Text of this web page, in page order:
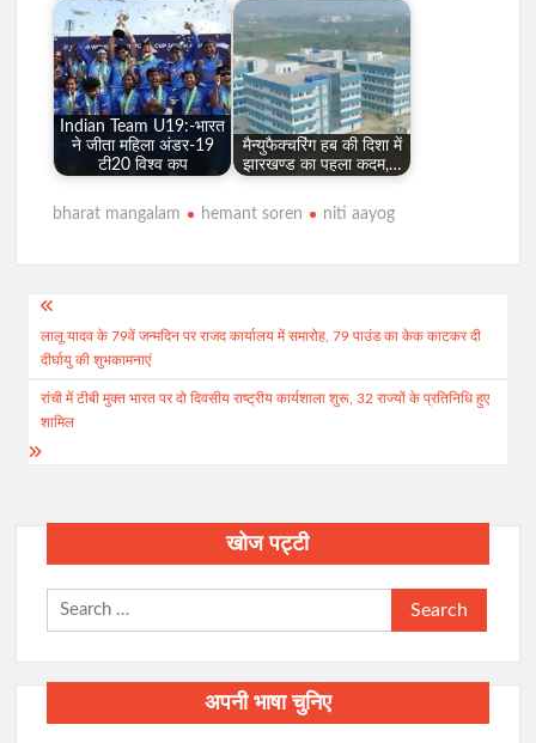
Indian Team U19:-भारत
ने जीता महिला अंडर-19
टी20 विश्व कप
मैन्युफैक्चरिंग हब की दिशा में
झारखण्ड का पहला कदम,…
bharat mangalam hemant soren niti aayog
Post
navigation
लालू यादव के 79वें जन्मदिन पर राजद कार्यालय में समारोह, 79 पाउंड का केक काटकर दी
दीर्घायु की शुभकामनाएं
रांची में टीबी मुक्त भारत पर दो दिवसीय राष्ट्रीय कार्यशाला शुरू, 32 राज्यों के प्रतिनिधि हुए
शामिल
खोज पट्टी
Search
for:
अपनी भाषा चुनिए